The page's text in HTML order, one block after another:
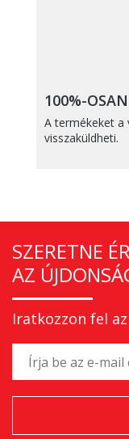
100%-
A termékeket a
visszaküldheti.
SZERETNE
AZ
Iratkozzon fel